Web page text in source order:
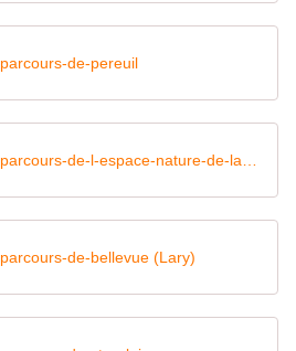
parcours-de-pereuil
parcours-de-bellevue (Lary)